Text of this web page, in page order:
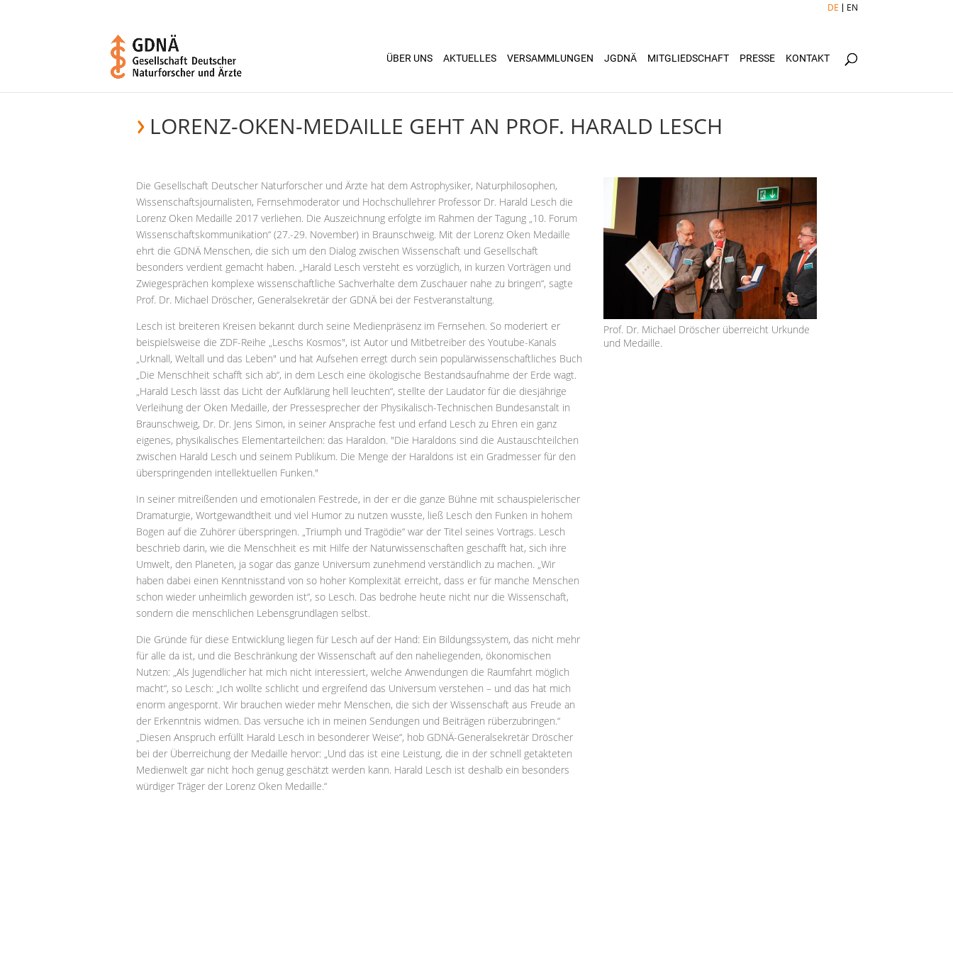
DE EN
ÜBER UNS AKTUELLES VERSAMMLUNGEN JGDNÄ MITGLIEDSCHAFT PRESSE KONTAKT
LORENZ-OKEN-MEDAILLE GEHT AN PROF. HARALD LESCH
Die Gesellschaft Deutscher Naturforscher und Ärzte hat dem Astrophysiker, Naturphilosophen,
Wissenschaftsjournalisten, Fernsehmoderator und Hochschullehrer Professor Dr. Harald Lesch die
Lorenz Oken Medaille 2017 verliehen. Die Auszeichnung erfolgte im Rahmen der Tagung „10. Forum
Wissenschaftskommunikation“ (27.-29. November) in Braunschweig. Mit der Lorenz Oken Medaille
ehrt die GDNÄ Menschen, die sich um den Dialog zwischen Wissenschaft und Gesellschaft
besonders verdient gemacht haben. „Harald Lesch versteht es vorzüglich, in kurzen Vorträgen und
Zwiegesprächen komplexe wissenschaftliche Sachverhalte dem Zuschauer nahe zu bringen“, sagte
Prof. Dr. Michael Dröscher, Generalsekretär der GDNÄ bei der Festveranstaltung.
Lesch ist breiteren Kreisen bekannt durch seine Medienpräsenz im Fernsehen. So moderiert er
beispielsweise die ZDF-Reihe „Leschs Kosmos", ist Autor und Mitbetreiber des Youtube-Kanals
„Urknall, Weltall und das Leben" und hat Aufsehen erregt durch sein populärwissenschaftliches Buch
„Die Menschheit schafft sich ab“, in dem Lesch eine ökologische Bestandsaufnahme der Erde wagt.
„Harald Lesch lässt das Licht der Aufklärung hell leuchten“, stellte der Laudator für die diesjährige
Verleihung der Oken Medaille, der Pressesprecher der Physikalisch-Technischen Bundesanstalt in
Braunschweig, Dr. Dr. Jens Simon, in seiner Ansprache fest u‎nd erfand Lesch zu Ehren ein ganz
eigenes, physikalisches Elementarteilchen: das Haraldon. "Die Haraldons sind die Austauschteilchen
zwischen Harald Lesch und seinem Publikum. Die Menge der Haraldons ist ein Gradmesser für den
überspringenden intellektuellen Funken."
In seiner mitreißenden und emotionalen Festrede, in der er die ganze Bühne mit schauspielerischer
Dramaturgie, Wortgewandtheit und viel Humor zu nutzen wusste, ließ Lesch den Funken in hohem
Bogen auf die Zuhörer überspringen. „Triumph und Tragödie“ war der Titel seines Vortrags. Lesch
beschrieb darin, wie die Menschheit es mit Hilfe der Naturwissenschaften geschafft hat, sich ihre
Umwelt, den Planeten, ja sogar das ganze Universum zunehmend verständlich zu machen. „Wir
haben dabei einen Kenntnisstand von so hoher Komplexität erreicht, dass er für manche Menschen
schon wieder unheimlich geworden ist“, so Lesch. Das bedrohe heute nicht nur die Wissenschaft,
sondern die menschlichen Lebensgrundlagen selbst.
Die Gründe für diese Entwicklung liegen für Lesch auf der Hand: Ein Bildungssystem, das nicht mehr
für alle da ist, und die Beschränkung der Wissenschaft auf den naheliegenden, ökonomischen
Nutzen: „Als Jugendlicher hat mich nicht interessiert, welche Anwendungen die Raumfahrt möglich
macht“, so Lesch: „Ich wollte schlicht und ergreifend das Universum verstehen – und das hat mich
enorm angespornt. Wir brauchen wieder mehr Menschen, die sich der Wissenschaft aus Freude an
der Erkenntnis widmen. Das versuche ich in meinen Sendungen und Beiträgen rüberzubringen.“
„Diesen Anspruch erfüllt Harald Lesch in besonderer Weise“, hob GDNÄ-Generalsekretär Dröscher
bei der Überreichung der Medaille hervor: „Und das ist eine Leistung, die in der schnell getakteten
Medienwelt gar nicht hoch genug geschätzt werden kann. Harald Lesch ist deshalb ein besonders
würdiger Träger der Lorenz Oken Medaille.“
Prof. Dr. Michael Dröscher überreicht Urkunde
und Medaille.